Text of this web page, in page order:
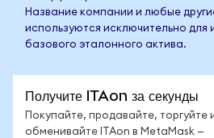
Название компании и любые
используются исключительно для
базового эталонного актива.
Получите ITAon за секунды
Покупайте, продавайте, торгуйте
обменивайте ITAon в MetaMask —